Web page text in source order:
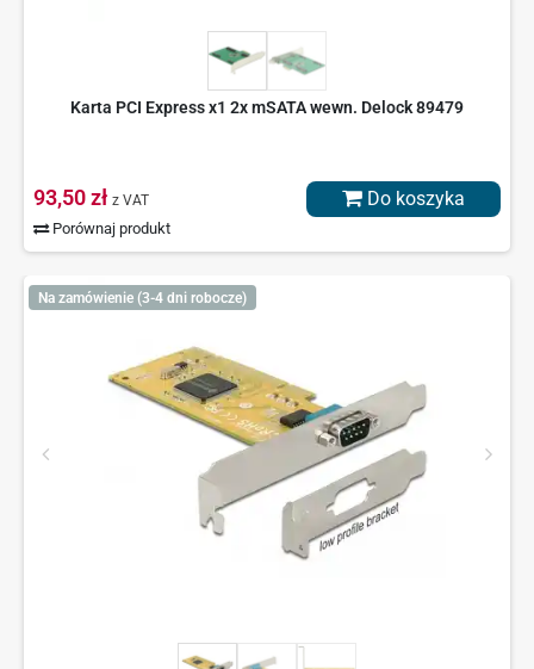
Karta PCI Express x1 2x mSATA wewn. Delock 89479
93,50 zł z VAT
Porównaj produkt
Do koszyka
Na zamówienie (3-4 dni robocze)